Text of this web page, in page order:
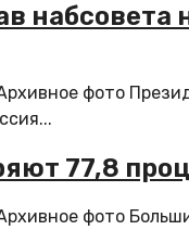
набсовета
фото
77,8
фото